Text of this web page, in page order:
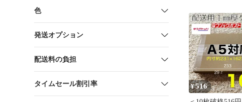
色
発送オプション
配送料の負担
タイムセール割引率
きめ 梱包資
OPP袋 メルカ
ポス ゆうパケ
ト 宅急便 防
¥516